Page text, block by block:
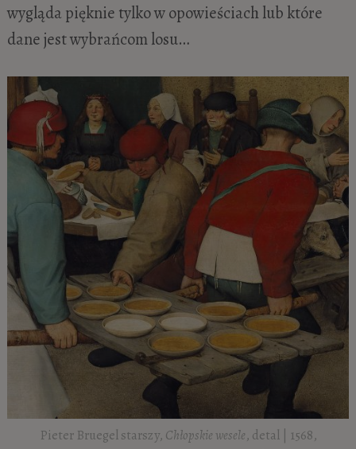
wygląda pięknie tylko w opowieściach lub które
dane jest wybrańcom losu…
Pieter Bruegel starszy, Chłopskie wesele, detal | 1568,